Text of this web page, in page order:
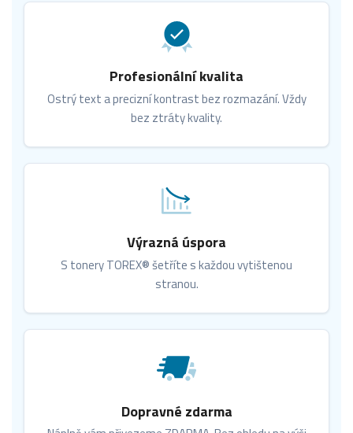
Profesionální kvalita
Ostrý text a precizní kontrast bez rozmazání. Vždy
bez ztráty kvality.
Výrazná úspora
S tonery TOREX® šetříte s každou vytištenou
stranou.
Dopravné zdarma